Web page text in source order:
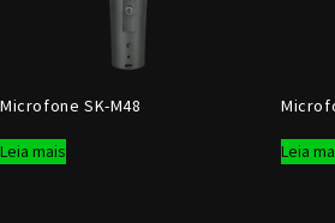
Microfone SK-M48
Leia mais Leia